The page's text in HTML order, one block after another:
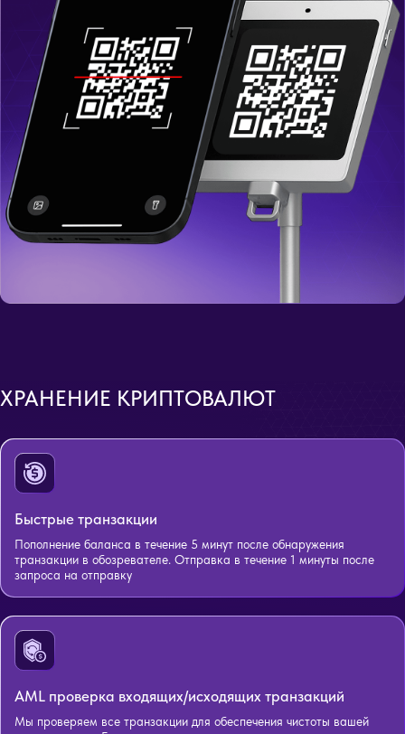
ХРАНЕНИЕ КРИПТОВАЛЮТ
Быстрые транзакции
Пополнение баланса в течение 5 минут после обнаружения
транзакции в обозревателе. Отправка в течение 1 минуты после
запроса на отправку
AML проверка входящих/исходящих транзакций
Мы проверяем все транзакции для обеспечения чистоты вашей